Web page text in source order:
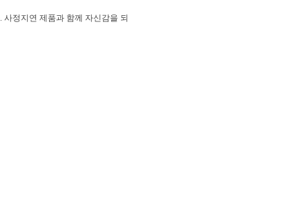
정지연 제품과 함께 자신감을 되